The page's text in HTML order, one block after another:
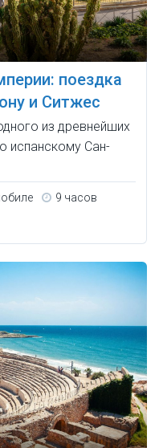
поездка
и Ситжес
из древнейших
испанскому Сан-
9 часов